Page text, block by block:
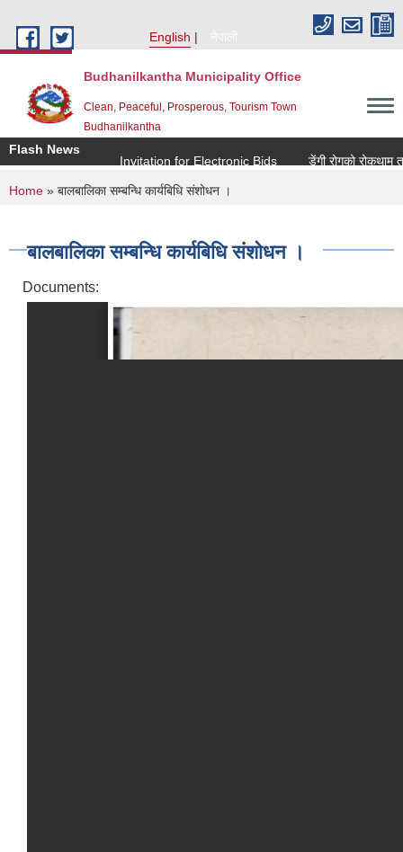
English
नेपाली
Budhanilkantha Municipality Office
Clean, Peaceful, Prosperous, Tourism Town
Budhanilkantha
Flash News
Invitation for Electronic Bids
डेंगी रोगको रोकथाम
You are here
Home » बालबालिका सम्बन्धि कार्यबिधि संशोधन ।
बालबालिका सम्बन्धि कार्यबिधि संशोधन ।
Documents: